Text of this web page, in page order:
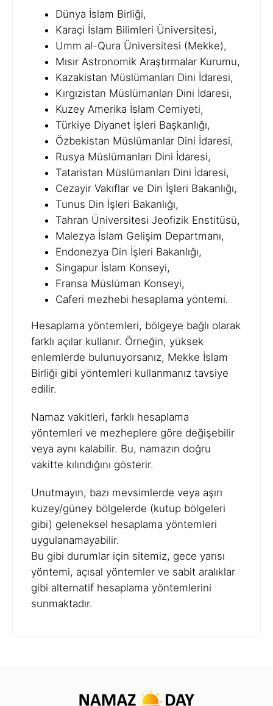
Dünya İslam Birliği,
Karaçi İslam Bilimleri Üniversitesi,
Umm al-Qura Üniversitesi (Mekke),
Mısır Astronomik Araştırmalar Kurumu,
Kazakistan Müslümanları Dini İdaresi,
Kırgızistan Müslümanları Dini İdaresi,
Kuzey Amerika İslam Cemiyeti,
Türkiye Diyanet İşleri Başkanlığı,
Özbekistan Müslümanlar Dini İdaresi,
Rusya Müslümanları Dini İdaresi,
Tataristan Müslümanları Dini İdaresi,
Cezayir Vakıflar ve Din İşleri Bakanlığı,
Tunus Din İşleri Bakanlığı,
Tahran Üniversitesi Jeofizik Enstitüsü,
Malezya İslam Gelişim Departmanı,
Endonezya Din İşleri Bakanlığı,
Singapur İslam Konseyi,
Fransa Müslüman Konseyi,
Caferi mezhebi hesaplama yöntemi.
Hesaplama yöntemleri, bölgeye bağlı olarak
farklı açılar kullanır. Örneğin, yüksek
enlemlerde bulunuyorsanız, Mekke İslam
Birliği gibi yöntemleri kullanmanız tavsiye
edilir.
Namaz vakitleri, farklı hesaplama
yöntemleri ve mezheplere göre değişebilir
veya aynı kalabilir. Bu, namazın doğru
vakitte kılındığını gösterir.
Unutmayın, bazı mevsimlerde veya aşırı
kuzey/güney bölgelerde (kutup bölgeleri
gibi) geleneksel hesaplama yöntemleri
uygulanamayabilir.
Bu gibi durumlar için sitemiz, gece yarısı
yöntemi, açısal yöntemler ve sabit aralıklar
gibi alternatif hesaplama yöntemlerini
sunmaktadır.